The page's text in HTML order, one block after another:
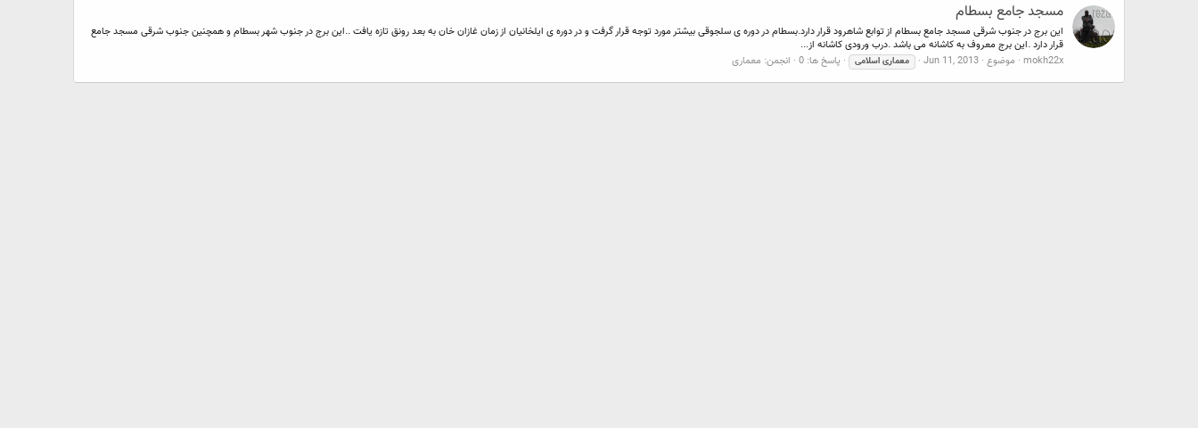
مسجد جامع بسطام
این برج در جنوب شرقی مسجد جامع بسطام از توابع شاهرود قرار دارد.بسطام در دوره ی سلجوقی بیشتر مورد توجه قرار گرفت و در دوره ی ایلخانیان از زمان غازان خان به بعد رونق تازه یافت ..این برج در جنوب شهر بسطام و همچنین جنوب شرقی مسجد جامع
قرار دارد .این برج معروف به کاشانه می باشد .درب ورودی کاشانه از...
mokh22x موضوع Jun 11, 2013 معماری اسلامی پاسخ ها: 0 انجمن: معماری